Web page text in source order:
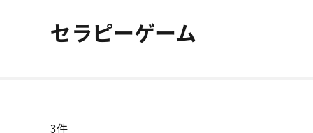
セラピーゲーム
3件